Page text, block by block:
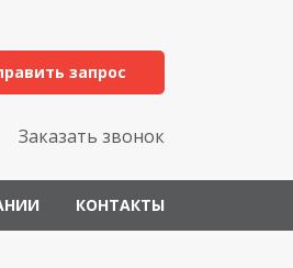
запрос
Заказать звонок
КОНТАКТЫ